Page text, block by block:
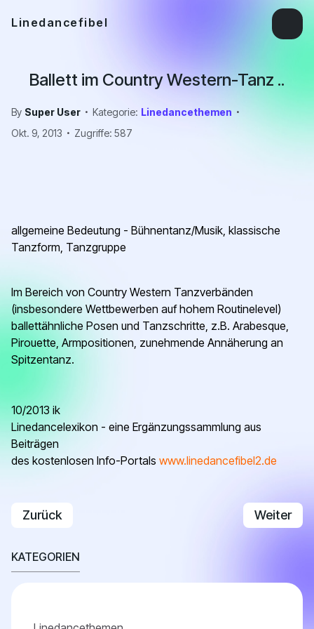
Linedancefibel
Ballett im Country Western-Tanz ..
By Super User Kategorie: Linedancethemen
Okt. 9, 2013
Zugriffe: 587
allgemeine Bedeutung - Bühnentanz/Musik, klassische
Tanzform, Tanzgruppe
Im Bereich von Country Western Tanzverbänden
(insbesondere Wettbewerben auf hohem Routinelevel)
ballettähnliche Posen und Tanzschritte, z.B. Arabesque,
Pirouette, Armpositionen, zunehmende Annäherung an
Spitzentanz.
10/2013 ik
Linedancelexikon - eine Ergänzungssammlung aus
Beiträgen
des kostenlosen Info-Portals www.linedancefibel2.de
Vorheriger Beitrag: Ultra-Beginner -
Zurück Nächster
Weiter
KATEGORIEN